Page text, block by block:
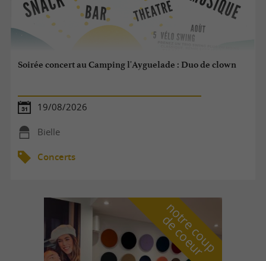
Soirée concert au Camping l'Ayguelade : Duo de clown
19/08/2026
Bielle
Concerts
n
o
t
r
e
c
o
u
p
d
e
c
o
e
u
r